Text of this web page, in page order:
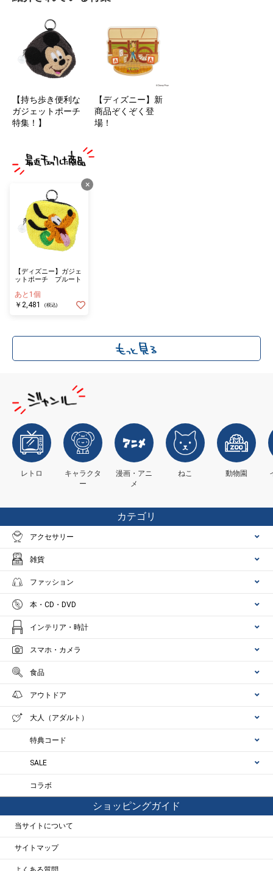
【持ち歩き便利な
ガジェットポーチ
特集！】
【ディズニー】新
商品ぞくぞく登
場！
×
【ディズニー】ガジェ
ットポーチ プルート
あと1個
￥2,481
(税込)
レトロ
キャラクタ
ー
漫画・アニ
メ
ねこ 動物園
カテゴリ
アクセサリー
雑貨
ファッション
本・CD・DVD
インテリア・時計
スマホ・カメラ
食品
アウトドア
大人（アダルト）
特典コード
SALE
コラボ
ショッピングガイド
当サイトについて
サイトマップ